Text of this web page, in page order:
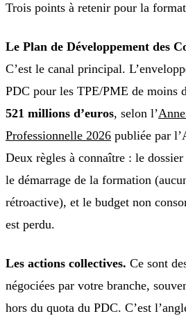
Trois points à retenir pour la
Le Plan de Développement des
C’est le canal principal.
PDC pour les TPE/PME de moins
521 millions d’euros, selon l’
Professionnelle 2026 publiée par
Deux règles à connaître : le
le démarrage de la formation
rétroactive), et le budget non
est perdu.
Les actions collectives. Ce sont
négociées par votre branche,
hors du quota du PDC. C’est